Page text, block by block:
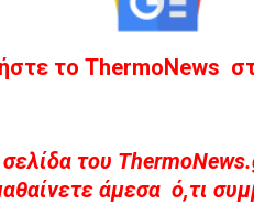
το ThermoNews
του
άμεσα ό,τι